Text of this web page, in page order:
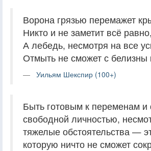
Ворона грязью перемажет
Никто и не заметит всё равно,
А лебедь, несмотря на все
Отмыть не сможет с белизны
Уильям Шекспир (100+)
Быть готовым к переменам и
свободной личностью,
тяжелые обстоятельства —
которую ничто не сможет